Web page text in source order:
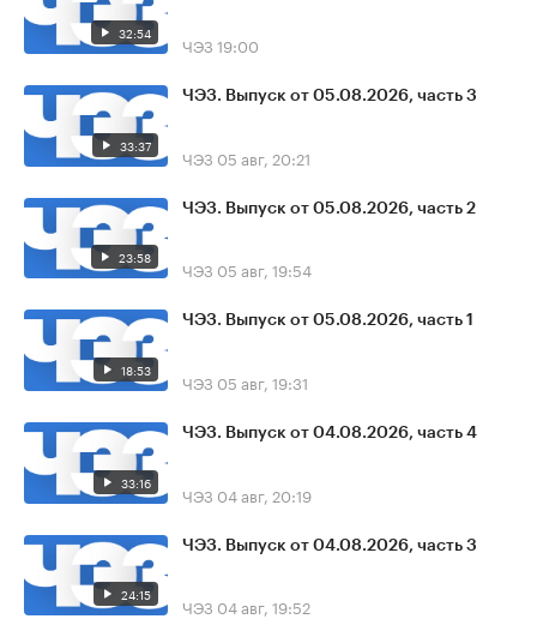
32:54 ЧЭЗ 19:00
33:37
ЧЭЗ. Выпуск от 05.08.2026, часть 3
ЧЭЗ 05 авг, 20:21
23:58
ЧЭЗ. Выпуск от 05.08.2026, часть 2
ЧЭЗ 05 авг, 19:54
18:53
ЧЭЗ. Выпуск от 05.08.2026, часть 1
ЧЭЗ 05 авг, 19:31
33:16
ЧЭЗ. Выпуск от 04.08.2026, часть 4
ЧЭЗ 04 авг, 20:19
24:15
ЧЭЗ. Выпуск от 04.08.2026, часть 3
ЧЭЗ 04 авг, 19:52